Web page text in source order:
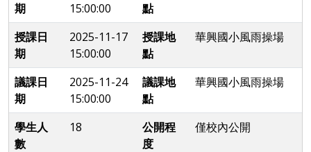
期
15:00:00
點
授課日
期
2025-11-17
15:00:00
授課地
點
華興國小風雨操場
議課日
期
2025-11-24
15:00:00
議課地
點
華興國小風雨操場
學生人
數
18
公開程
度
僅校內公開